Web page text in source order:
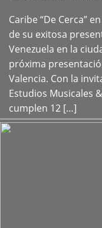
Caribe “De Cerca”
de su exitosa
Venezuela en la
próxima
Valencia. Con la
Estudios Musicales
cumplen 12 […]